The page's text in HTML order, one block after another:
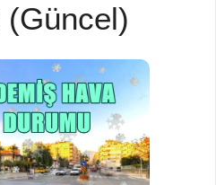
(Güncel)